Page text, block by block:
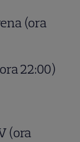
(ora
22:00)
(ora